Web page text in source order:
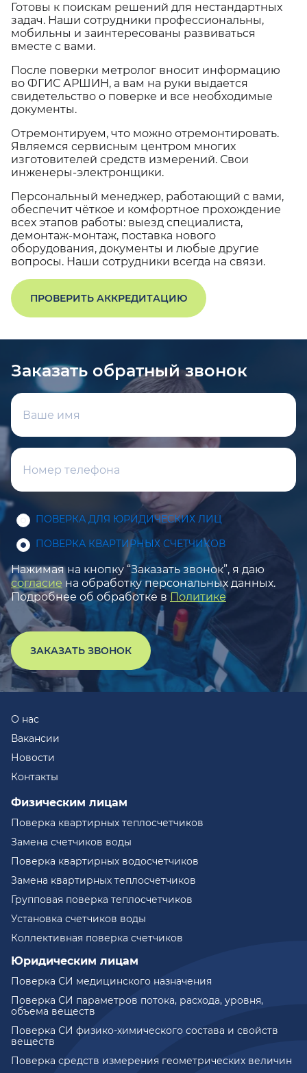
Готовы к поискам решений для нестандартных
задач. Наши сотрудники профессиональны,
мобильны и заинтересованы развиваться
вместе с вами.
После поверки метролог вносит информацию
во ФГИС АРШИН, а вам на руки выдается
свидетельство о поверке и все необходимые
документы.
Отремонтируем, что можно отремонтировать.
Являемся сервисным центром многих
изготовителей средств измерений. Свои
инженеры-электронщики.
Персональный менеджер, работающий с вами,
обеспечит чёткое и комфортное прохождение
всех этапов работы: выезд специалиста,
демонтаж-монтаж, поставка нового
оборудования, документы и любые другие
вопросы. Наши сотрудники всегда на связи.
ПРОВЕРИТЬ АККРЕДИТАЦИЮ
Заказать обратный звонок
ПОВЕРКА ДЛЯ ЮРИДИЧЕСКИХ ЛИЦ
ПОВЕРКА КВАРТИРНЫХ СЧЕТЧИКОВ
Нажимая на кнопку “Заказать звонок”, я даю
согласие на обработку персональных данных.
Подробнее об обработке в Политике
ЗАКАЗАТЬ ЗВОНОК
О нас
Вакансии
Новости
Контакты
Физическим лицам
Поверка квартирных теплосчетчиков
Замена счетчиков воды
Поверка квартирных водосчетчиков
Замена квартирных теплосчетчиков
Групповая поверка теплосчетчиков
Установка счетчиков воды
Коллективная поверка счетчиков
Юридическим лицам
Поверка СИ медицинского назначения
Поверка СИ параметров потока, расхода, уровня,
объема веществ
Поверка СИ физико-химического состава и свойств
веществ
Поверка средств измерения геометрических величин